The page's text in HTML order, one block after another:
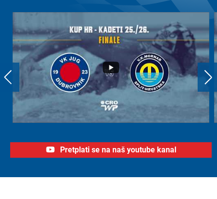
Pretplati se na naš youtube kanal